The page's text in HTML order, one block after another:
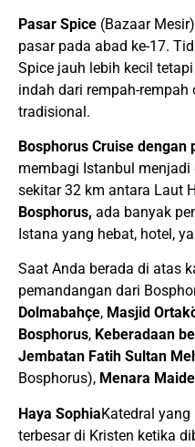
Pasar Spice (Bazaar
pasar pada abad ke-17.
Spice jauh lebih kecil
indah dari rempah-rempah
tradisional.
Bosphorus Cruise dengan
membagi Istanbul
sekitar 32 km antara Laut
Bosphorus, ada banyak
Istana yang hebat, hotel,
Saat Anda berada di atas
pemandangan dari
Dolmabahçe, Masjid
Bosphorus, Keberadaan
Jembatan Fatih Sultan
Bosphorus), Menara
Haya SophiaKatedral
terbesar di Kristen ketika